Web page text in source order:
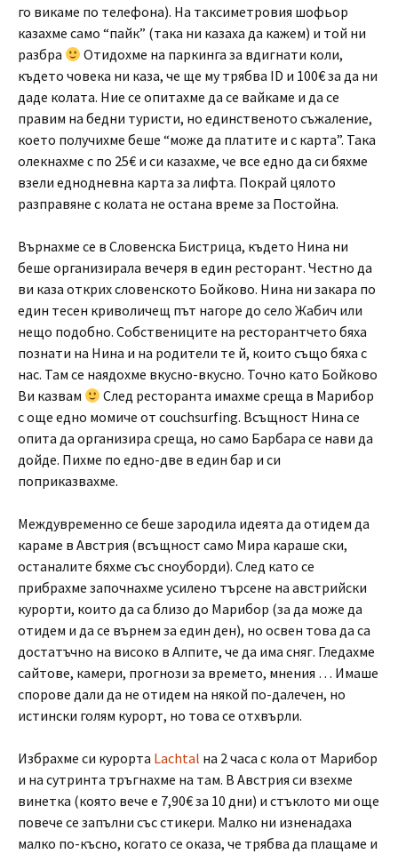
го викаме по телефона). На таксиметровия шофьор
казахме само “пайк” (така ни казаха да кажем) и той ни
разбра
Отидохме на паркинга за вдигнати коли,
където човека ни каза, че ще му трябва ID и 100€ за да ни
даде колата. Ние се опитахме да се вайкаме и да се
правим на бедни туристи, но единственото съжаление,
което получихме беше “може да платите и с карта”. Така
олекнахме с по 25€ и си казахме, че все едно да си бяхме
взели еднодневна карта за лифта. Покрай цялото
разправяне с колата не остана време за Постойна.
Върнахме се в Словенска Бистрица, където Нина ни
беше организирала вечеря в един ресторант. Честно да
ви каза открих словенското Бойково. Нина ни закара по
един тесен криволичещ път нагоре до село Жабич или
нещо подобно. Собствениците на ресторантчето бяха
познати на Нина и на родители те й, които също бяха с
нас. Там се наядохме вкусно-вкусно. Точно като Бойково
Ви казвам
След ресторанта имахме среща в Марибор
с още едно момиче от couchsurfing. Всъщност Нина се
опита да организира среща, но само Барбара се нави да
дойде. Пихме по едно-две в един бар и си
поприказвахме.
Междувременно се беше зародила идеята да отидем да
караме в Австрия (всъщност само Мира караше ски,
останалите бяхме със сноуборди). След като се
прибрахме започнахме усилено търсене на австрийски
курорти, които да са близо до Марибор (за да може да
отидем и да се върнем за един ден), но освен това да са
достатъчно на високо в Алпите, че да има сняг. Гледахме
сайтове, камери, прогнози за времето, мнения … Имаше
спорове дали да не отидем на някой по-далечен, но
истински голям курорт, но това се отхвърли.
Избрахме си курорта Lachtal на 2 часа с кола от Марибор
и на сутринта тръгнахме на там. В Австрия си взехме
винетка (която вече е 7,90€ за 10 дни) и стъклото ми още
повече се запълни със стикери. Малко ни изненадаха
малко по-късно, когато се оказа, че трябва да плащаме и